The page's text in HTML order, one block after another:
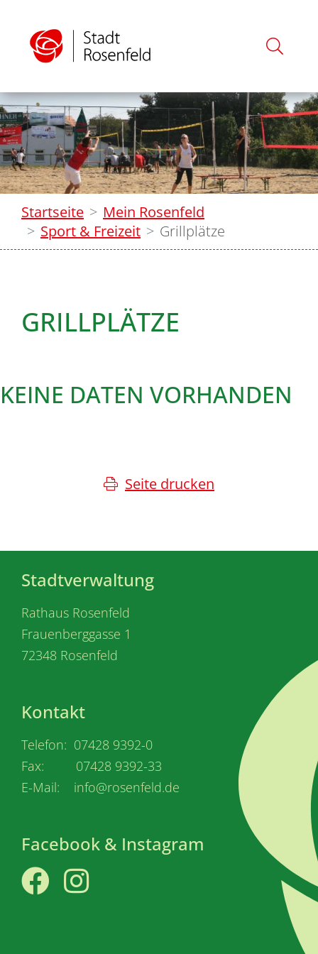
Startseite
Mein Rosenfeld
Sport & Freizeit
Grillplätze
GRILLPLÄTZE
KEINE DATEN VORHANDEN
Seite drucken
Stadtverwaltung
Rathaus Rosenfeld
Frauenberggasse 1
72348 Rosenfeld
Kontakt
Telefon: 07428 9392-0
Fax: 07428 9392-33
E-Mail: info@rosenfeld.de
Facebook & Instagram